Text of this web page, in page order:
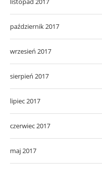
październik 2017
wrzesień 2017
sierpień 2017
lipiec 2017
czerwiec 2017
maj 2017